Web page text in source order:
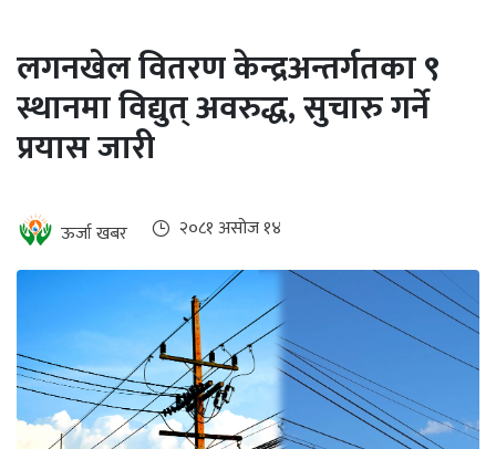
खबर
हरित
हाइड्रोजन
सम्पादकीय
पर्यटन
भिडियो
छापा
लगनखेल वितरण केन्द्रअन्तर्गतका ९
स्थानमा विद्युत् अवरुद्ध, सुचारु गर्ने
प्रयास जारी
ऊर्जा खबर २०८१ असोज १४